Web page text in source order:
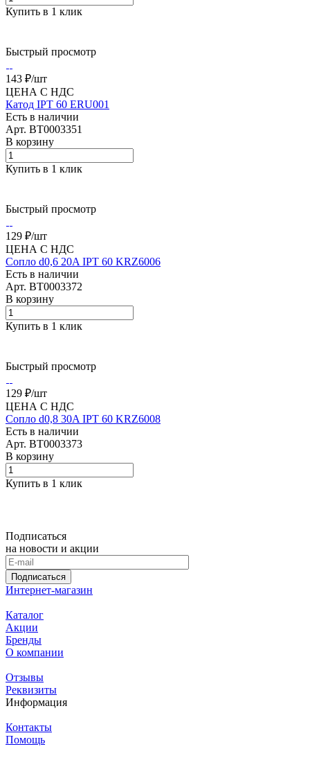
Купить в 1 клик
Быстрый просмотр
143 ₽/шт
ЦЕНА С НДС
Катод IPT 60 ERU001
Есть в наличии
Арт. BT0003351
В корзину
Купить в 1 клик
Быстрый просмотр
129 ₽/шт
ЦЕНА С НДС
Сопло d0,6 20A IPT 60 KRZ6006
Есть в наличии
Арт. BT0003372
В корзину
Купить в 1 клик
Быстрый просмотр
129 ₽/шт
ЦЕНА С НДС
Сопло d0,8 30A IPT 60 KRZ6008
Есть в наличии
Арт. BT0003373
В корзину
Купить в 1 клик
Подписаться
на новости и акции
Подписаться
Интернет-магазин
Каталог
Акции
Бренды
О компании
Отзывы
Реквизиты
Информация
Контакты
Помощь